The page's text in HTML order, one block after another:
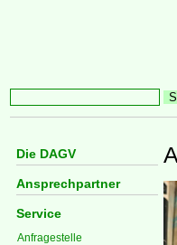
Die DAGV
Ansprechpartner
Service
Anfragestelle